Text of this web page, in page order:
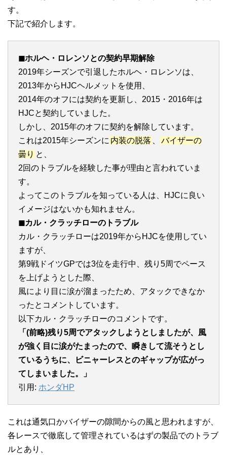
す。
下記で紹介します。
◼︎ホルヘ・ロレンソとの契約早期解除
2019年シーズンで引退したホルヘ・ロレンソは、
2013年からHJCヘルメットを使用、
2014年のオフには契約を更新し、2015・2016年は
HJCと契約していました。
しかし、2015年のオフに契約を解除しています。
これは2015年シーズンに 内装の脱落
バイザーの
曇り と、
2回のトラブルを経験した事が理由と言われていま
す。
よってこのトラブルを知っている人は、HJCに良い
イメージはないかも知れません。
◼︎カル・クラッチローのトラブル
カル・クラッチローは2019年からHJCを使用してい
ますが、
第9戦ドイツGPでは3位を走行中、残り5周でペース
を上げようとした際、
風により目に涙が溜まったため、アタックできなか
ったとコメントしています。
以下カル・クラッチローのコメントです。
「(前略)残り5周でアタックしようとしましたが、風
が強く目に涙がたまったので、瞬きして流そうとし
ているうちに、ビニャーレスとのギャップが広がっ
てしまいました。」
引用: ホンダHP
これは通気口かバイザーの隙間からの風と思われますが、
各レースで徹底して管理されているはずの製品でのトラブ
ルとあり、